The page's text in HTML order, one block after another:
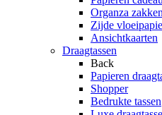
Organza zakken
Zijde
Ansichtkaarten
Draagtassen
Back
Papieren
Shopper
Bedrukte tassen